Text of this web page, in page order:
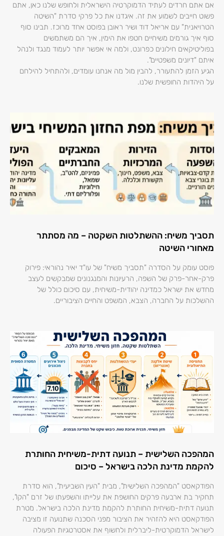
אם אתם חרדים לעתיד הדמוקרטיה הישראלית ולחופש שלנו כאן, אתם
פשוט חייבים לשמוע את זה. איגדנו את כל פרקי סדרת "השיטה
הטרויאנית" עם אריאל דוד ושיר ראובן בפוסט אחד מרוכז. תבינו סוף
סוף איך גורמים משיחיים חטפו את הימין, איך הם משתמשים
בפוליטיקאים חילונים כפרונט, ולמה אי אפשר יותר לעמוד מנגד ולנהל
איתם "דיונים משפטיים".
הגיע הזמן להתעורר, להבין מול מה אנחנו עומדים, ולהתחיל להילחם
על היהדות החופשית שלנו.
תסביך משיח: ההשתלטות השקטה – מה מסתתר
מאחורי השיטה
פוסט עומק על הסדרה "תסביך משיח" של עו"ד יאיר נהוראי: פירוק
פרק-אחר-פרק של השפה, הרעיונות והמנגנונים שמבקשים לעצב
מחדש את ישראל כמדינה יהודית-משיחית, עם סיכום כולל של
ההשלכות על החברה, הצבא, המשפט והחיים הציבוריים.
המהפכה השלישית – תנועה דתית-משיחית החותרת
להקמת מדינת הלכה בישראל – סיכום
הפודקאסט "המהפכה השלישית", מבית "העין השביעית", הוא סדרת
תחקיר בת ארבעה פרקים החושפת את עלייתו והשפעתו של זרם "הקו",
תנועה דתית-משיחית החותרת להקמת מדינת הלכה בישראל. מטרת
הפודקאסט היא להזהיר את הציבור מפני הסכנה שתנועה זו מציבה
לישראל הדמוקרטית-ליברלית ולחשוף את אסטרטגיות הפעולה